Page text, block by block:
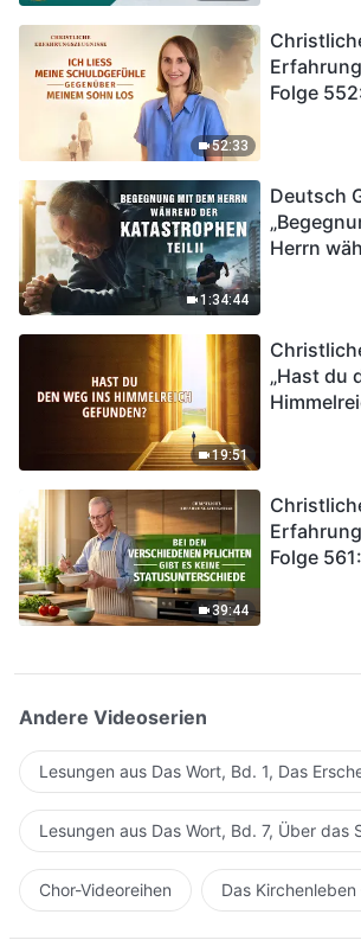
52:33
Folge
1:34:44
Deutsch
Herrn
in das
eintreten?
19:51
„Hast du
39:44
Folge
Andere Videoserien
Lesungen aus Das Wort, Bd. 1, Das
Lesungen aus Das Wort, Bd. 7, Über das
Chor-Videoreihen Das